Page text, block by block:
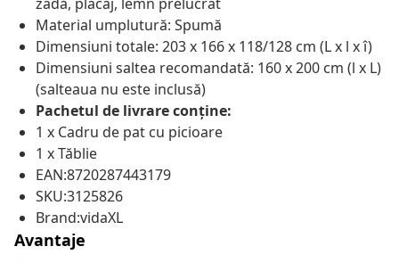
Material umplutură: Spumă
Dimensiuni totale: 203 x 166 x 118/128 cm (L x l x î)
Dimensiuni saltea recomandată: 160 x 200 cm (l x L)
(salteaua nu este inclusă)
Pachetul de livrare conține:
1 x Cadru de pat cu picioare
1 x Tăblie
EAN:8720287443179
SKU:3125826
Brand:vidaXL
Avantaje